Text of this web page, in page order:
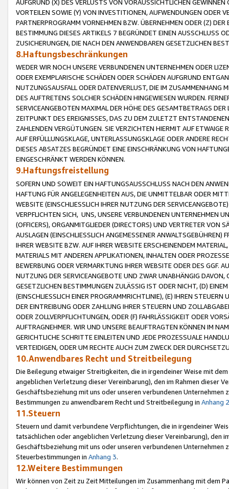
AUFGRUND (X) DES VERLUSTS VON VORAUSSICHTLICHEN
VORTEILEN SOWIE (Y) VON INVESTITIONEN, AUFWENDUNGEN ODER
PARTNERPROGRAMM VORNEHMEN BZW. ÜBERNEHMEN ODER (Z)
BESTIMMUNG DIESES ARTIKELS 7 BEGRÜNDET EINEN AUSSCHLUSS
ZUSICHERUNGEN, DIE NACH DEN ANWENDBAREN GESETZLICHEN
8.Haftungsbeschränkungen
WEDER WIR NOCH UNSERE VERBUNDENEN UNTERNEHMEN ODER
ODER EXEMPLARISCHE SCHÄDEN ODER SCHÄDEN AUFGRUND
NUTZUNGSAUSFALL ODER DATENVERLUST, DIE IM ZUSAMMENHANG
DES AUFTRETENS SOLCHER SCHÄDEN HINGEWIESEN WURDEN.
SERVICEANGEBOTEN MAXIMAL DER HÖHE DES GESAMTBETRAGS
ZEITPUNKT DES EREIGNISSES, DAS ZU DEM ZULETZT
ZAHLENDEN VERGÜTUNGEN. SIE VERZICHTEN HIERMIT AUF
AUF ERFÜLLUNGSKLAGE, UNTERLASSUNGSKLAGE ODER ANDERE
DIESES ABSATZES BEGRÜNDET EINE EINSCHRÄNKUNG VON
EINGESCHRÄNKT WERDEN KÖNNEN.
9.Haftungsfreistellung
SOFERN UND SOWEIT EIN HAFTUNGSAUSSCHLUSS NACH DEN
HAFTUNG FÜR ANGELEGENHEITEN AUS, DIE UNMITTELBAR ODER
WEBSITE (EINSCHLIESSLICH IHRER NUTZUNG DER
VERPFLICHTEN SICH, UNS, UNSERE VERBUNDENEN UNTERNEHMEN
(OFFICERS), ORGANMITGLIEDER (DIRECTORS) UND VERTRETER VON
AUSLAGEN (EINSCHLIESSLICH ANGEMESSENER
IHRER WEBSITE BZW. AUF IHRER WEBSITE ERSCHEINENDEM
MATERIALS MIT ANDEREN APPLIKATIONEN, INHALTEN ODER
BEWERBUNG ODER VERMARKTUNG IHRER WEBSITE ODER DES GGF.
NUTZUNG DER SERVICEANGEBOTE UND ZWAR UNABHÄNGIG
GESETZLICHEN BESTIMMUNGEN ZULÄSSIG IST ODER NICHT, (D)
(EINSCHLIESSLICH EINER PROGRAMMRICHTLINIE), (E) IHREN
DER EINTREIBUNG ODER ZAHLUNG IHRER STEUERN UND
ODER ZOLLVERPFLICHTUNGEN, ODER (F) FAHRLÄSSIGKEIT ODER
AUFTRAGNEHMER. WIR UND UNSERE BEAUFTRAGTEN KÖNNEN IM
GERICHTLICHE SCHRITTE EINLEITEN UND JEDE PROZESSUALE
VERTEIDIGEN, ODER UM RECHTE AUCH ZUM ZWECK DER
10.Anwendbares Recht und Streitbeilegung
Die Beilegung etwaiger Streitigkeiten, die in irgendeiner Weise mit
angeblichen Verletzung dieser Vereinbarung), den im Rahmen dieser
Geschäftsbeziehung mit uns oder unseren verbundenen
Bestimmungen zu anwendbarem Recht und Streitbeilegung in Anhang 2
11.Steuern
Steuern und damit verbundene Verpflichtungen, die in irgendeiner
tatsächlichen oder angeblichen Verletzung dieser Vereinbarung), den
Geschäftsbeziehung mit uns oder unseren verbundenen
Steuerbestimmungen in Anhang 3.
12.Weitere Bestimmungen
Wir können von Zeit zu Zeit Mitteilungen im Zusammenhang mit dem